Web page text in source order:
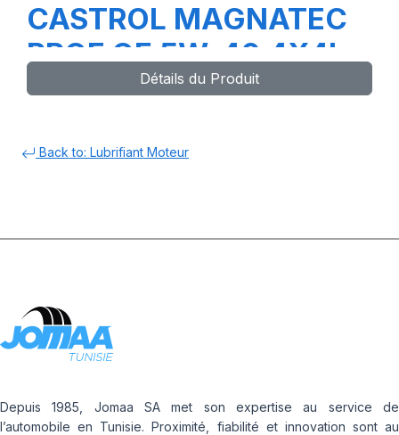
CASTROL MAGNATEC
PROF OE 5W-40 4X4L
H 4A
Détails du Produit
Back to: Lubrifiant Moteur
Depuis 1985, Jomaa SA met son expertise au service de
l’automobile en Tunisie. Proximité, fiabilité et innovation sont au